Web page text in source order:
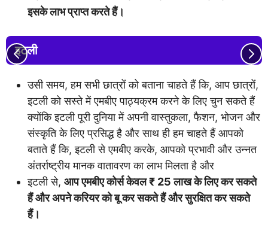
इसके लाभ प्राप्त करते हैं।
इटली
उसी समय, हम सभी छात्रों को बताना चाहते हैं कि, आप छात्रों,
इटली को सस्ते में एमबीए पाठ्यक्रम करने के लिए चुन सकते हैं
क्योंकि इटली पूरी दुनिया में अपनी वास्तुकला, फैशन, भोजन और
संस्कृति के लिए प्रसिद्ध है और साथ ही हम चाहते हैं आपको
बताते हैं कि, इटली से एमबीए करके, आपको प्रभावी और उन्नत
अंतर्राष्ट्रीय मानक वातावरण का लाभ मिलता है और
इटली से, आप एमबीए कोर्स केवल ₹ 25 लाख के लिए कर सकते
हैं और अपने करियर को बू कर सकते हैं और सुरक्षित कर सकते
हैं।